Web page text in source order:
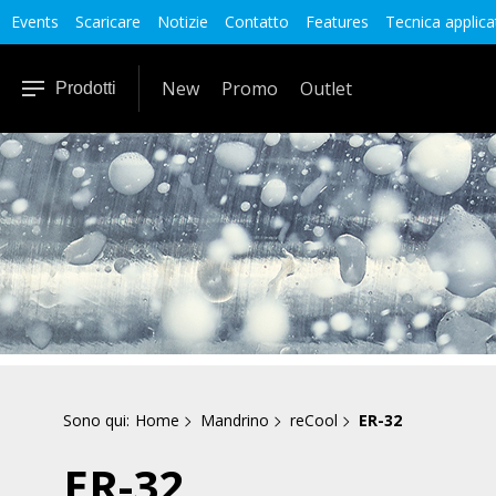
Events Scaricare Notizie Contatto Features Tecnica
Prodotti New Promo Outlet
Sono qui: Home Mandrino reCool ER-32